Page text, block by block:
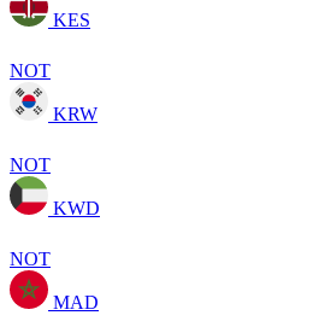
KES
NOT
KRW
NOT
KWD
NOT
MAD